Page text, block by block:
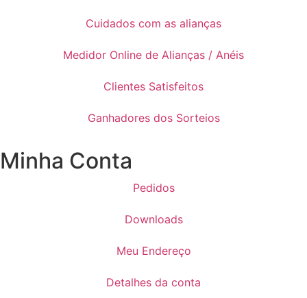
Cuidados com as alianças
Medidor Online de Alianças / Anéis
Clientes Satisfeitos
Ganhadores dos Sorteios
Minha Conta
Pedidos
Downloads
Meu Endereço
Detalhes da conta